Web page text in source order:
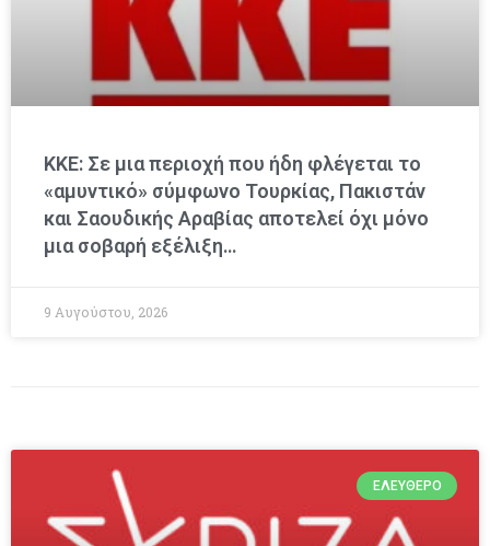
ΚΚΕ: Σε μια περιοχή που ήδη φλέγεται το
«αμυντικό» σύμφωνο Τουρκίας, Πακιστάν
και Σαουδικής Αραβίας αποτελεί όχι μόνο
μια σοβαρή εξέλιξη…
9 Αυγούστου, 2026
ΕΛΕΎΘΕΡΟ